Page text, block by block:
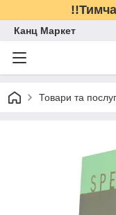
Канц Маркет
Товари та